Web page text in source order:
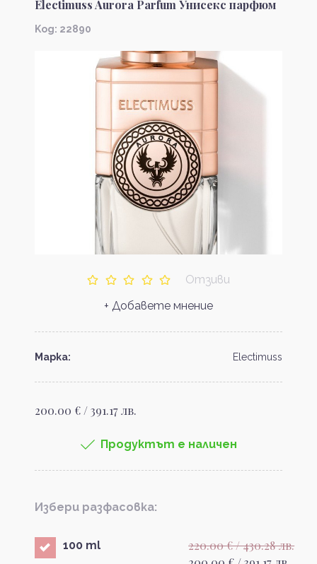
Electimuss Aurora Parfum Унисекс парфюм
Kод: 22890
Отзиви
+ Добавете мнение
Марка: Electimuss
200.00 € / 391.17 лв.
Продуктът е наличен
Избери разфасовка:
100 ml
220.00 € / 430.28 лв.